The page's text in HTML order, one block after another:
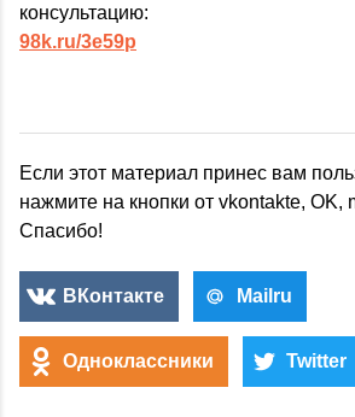
консультацию:
98k.ru/3e59p
Если этот материал принес вам
нажмите на кнопки от vkontakte, OK,
Спасибо!
ВКонтакте Mailru
Одноклассники Twitter